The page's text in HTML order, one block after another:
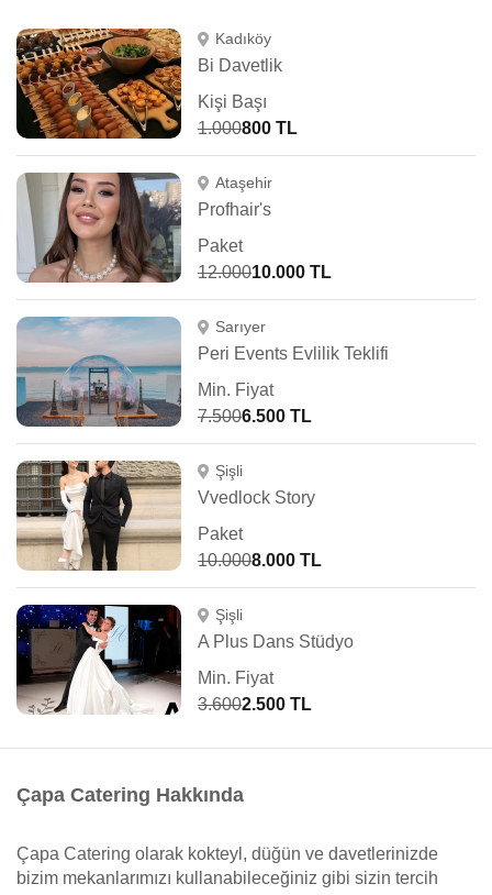
Kadıköy
Bi Davetlik
Kişi Başı
1.000800 TL
Ataşehir
Profhair's
Paket
12.00010.000 TL
Sarıyer
Peri Events Evlilik Teklifi
Min. Fiyat
7.5006.500 TL
Şişli
Vvedlock Story
Paket
10.0008.000 TL
Şişli
A Plus Dans Stüdyo
Min. Fiyat
3.6002.500 TL
Çapa Catering Hakkında
Çapa Catering olarak kokteyl, düğün ve davetlerinizde
bizim mekanlarımızı kullanabileceğiniz gibi sizin tercih